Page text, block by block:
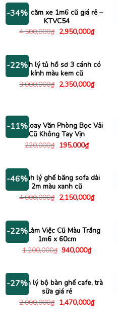
-34%
Kệ tivi căm xe 1m6 cũ giá rẻ –
KTVC54
4,500,000₫ Giá
gốc
2,950,000₫Giá
hiện
-22%
Thanh lý tủ hồ sơ 3 cánh có
kính màu kem cũ
3,000,000₫ Giá
gốc
2,350,000₫Giá
hiện
-11%
Ghế Xoay Văn Phòng Bọc Vải
Cũ Không Tay Vịn
220,000₫ Giá
195,000₫Giá
hiện
-46%
Thanh lý ghế băng sofa dài
2m màu xanh cũ
4,000,000₫ Giá
gốc
2,150,000₫Giá
hiện
-22%
Bàn Làm Việc Cũ Màu Trắng
1m6 x 60cm
1,200,000₫ Giá
940,000₫Giá
hiện
-27%
Thanh lý bộ bàn ghế cafe, trà
sữa giá rẻ
2,000,000₫ Giá
gốc
1,470,000₫Giá
hiện